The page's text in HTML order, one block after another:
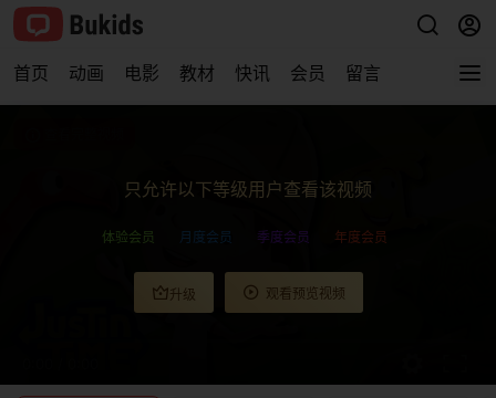
首页 动画 电影 教材 快讯 会员 留言
只允许以下等级用户查看该视频
体验会员 月度会员 季度会员 年度会员
升级 观看预览视频